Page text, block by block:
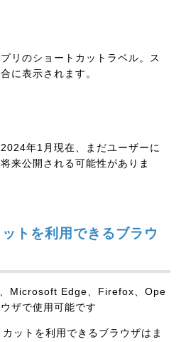
リのショートカットラベル。ス
に表示されます。
年1月現在、まだユーザーに
来公開される可能性がありま
トを利用できるブラウ
Microsoft Edge、Firefox、Ope
ザで使用可能です
ットを利用できるブラウザはま